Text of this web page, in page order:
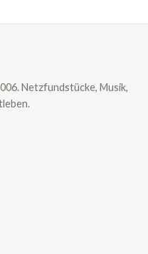
Netzfundstücke, Musik,